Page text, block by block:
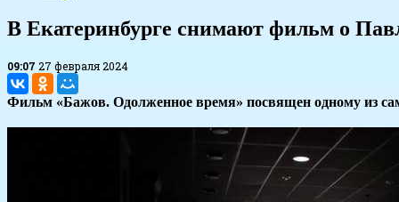
​В Екатеринбурге снимают фильм о
09:07 27 февраля 2024
Фильм «Бажов. Одолженное время» посвящен одному из